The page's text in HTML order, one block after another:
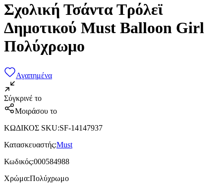
Σχολική Τσάντα Τρόλεϊ
Δημοτικού Must Balloon Girl
Πολύχρωμο
Αγαπημένα
Σύγκρινέ το
Μοιράσου το
ΚΩΔΙΚΟΣ SKU:SF-14147937
Κατασκευαστής:Must
Κωδικός:000584988
Χρώμα:Πολύχρωμο